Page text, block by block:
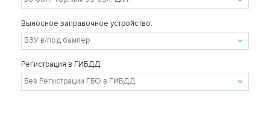
Выносное заправочное устройство:
Регистрация в ГИБДД: